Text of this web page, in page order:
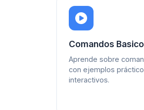
Comandos
Aprende sobre
con ejemplos
interactivos.